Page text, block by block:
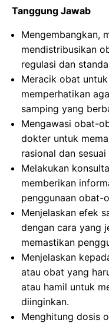
Tanggung Jawab
Mengembangkan,
mendistribusikan
regulasi dan
Meracik obat
memperhatikan
samping yang
Mengawasi obat-
dokter untuk
rasional dan
Melakukan
memberikan
penggunaan obat-
Menjelaskan efek
dengan cara yang
memastikan
Menjelaskan
atau obat yang
atau hamil untuk
diinginkan.
Menghitung dosis